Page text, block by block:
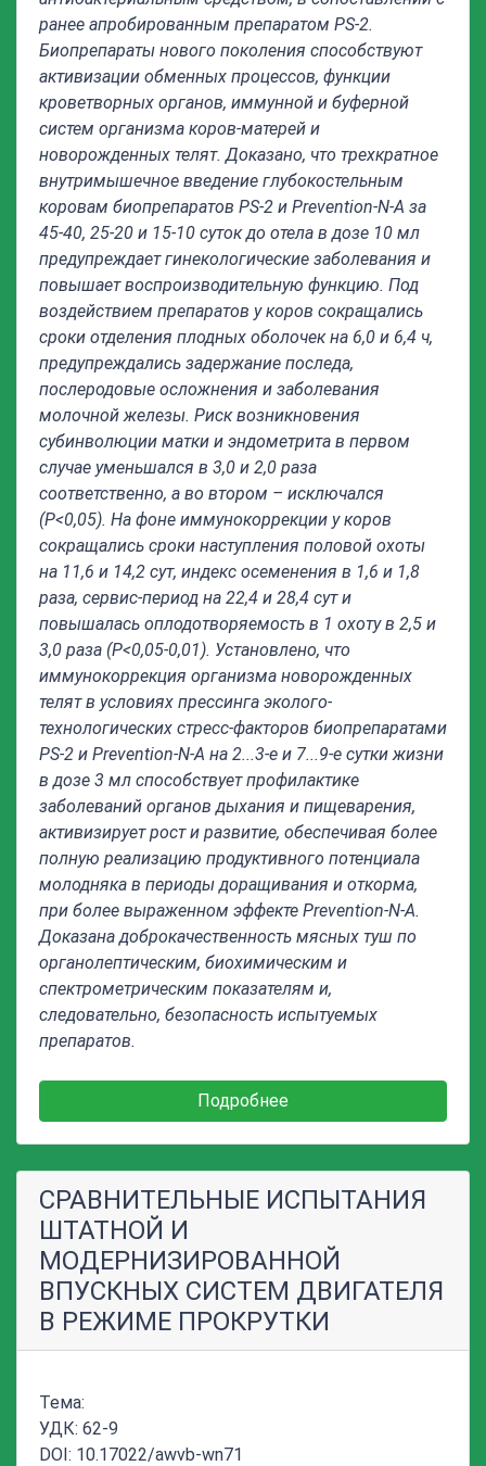
ранее апробированным препаратом PS-2.
Биопрепараты нового поколения способствуют
активизации обменных процессов, функции
кроветворных органов, иммунной и буферной
систем организма коров-матерей и
новорожденных телят. Доказано, что трехкратное
внутримышечное введение глубокостельным
коровам биопрепаратов PS-2 и Prevention-N-А за
45-40, 25-20 и 15-10 суток до отела в дозе 10 мл
предупреждает гинекологические заболевания и
повышает воспроизводительную функцию. Под
воздействием препаратов у коров сокращались
сроки отделения плодных оболочек на 6,0 и 6,4 ч,
предупреждались задержание последа,
послеродовые осложнения и заболевания
молочной железы. Риск возникновения
субинволюции матки и эндометрита в первом
случае уменьшался в 3,0 и 2,0 раза
соответственно, а во втором – исключался
(Р<0,05). На фоне иммунокоррекции у коров
сокращались сроки наступления половой охоты
на 11,6 и 14,2 сут, индекс осеменения в 1,6 и 1,8
раза, сервис-период на 22,4 и 28,4 сут и
повышалась оплодотворяемость в 1 охоту в 2,5 и
3,0 раза (Р<0,05-0,01). Установлено, что
иммунокоррекция организма новорожденных
телят в условиях прессинга эколого-
технологических стресс-факторов биопрепаратами
PS-2 и Prevention-N-А на 2...3-е и 7...9-е сутки жизни
в дозе 3 мл способствует профилактике
заболеваний органов дыхания и пищеварения,
активизирует рост и развитие, обеспечивая более
полную реализацию продуктивного потенциала
молодняка в периоды доращивания и откорма,
при более выраженном эффекте Prevention-N-А.
Доказана доброкачественность мясных туш по
органолептическим, биохимическим и
спектрометрическим показателям и,
следовательно, безопасность испытуемых
препаратов.
Подробнее
СРАВНИТЕЛЬНЫЕ ИСПЫТАНИЯ
ШТАТНОЙ И
МОДЕРНИЗИРОВАННОЙ
ВПУСКНЫХ СИСТЕМ ДВИГАТЕЛЯ
В РЕЖИМЕ ПРОКРУТКИ
Тема:
УДК: 62-9
DOI: 10.17022/awvb-wn71